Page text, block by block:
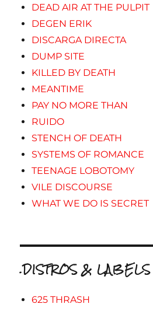
DEAD AIR AT THE PULPIT
DEGEN ERIK
DISCARGA DIRECTA
DUMP SITE
KILLED BY DEATH
MEANTIME
PAY NO MORE THAN
RUIDO
STENCH OF DEATH
SYSTEMS OF ROMANCE
TEENAGE LOBOTOMY
VILE DISCOURSE
WHAT WE DO IS SECRET
.DISTROS & LABELS
625 THRASH